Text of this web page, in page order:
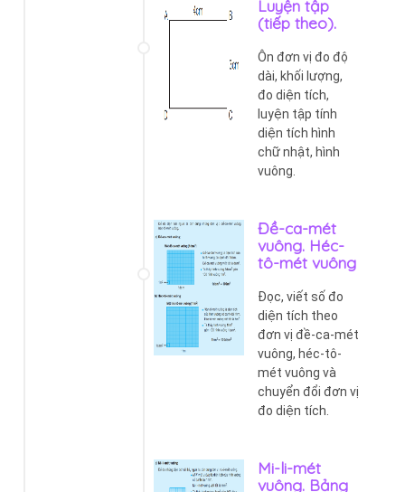
Luyện tập
(tiếp theo).
Ôn đơn vị đo độ
dài, khối lượng,
đo diện tích,
luyện tập tính
diện tích hình
chữ nhật, hình
vuông.
Đề-ca-mét
vuông. Héc-
tô-mét vuông
Đọc, viết số đo
diện tích theo
đơn vị đề-ca-mét
vuông, héc-tô-
mét vuông và
chuyển đổi đơn vị
đo diện tích.
Mi-li-mét
vuông. Bảng